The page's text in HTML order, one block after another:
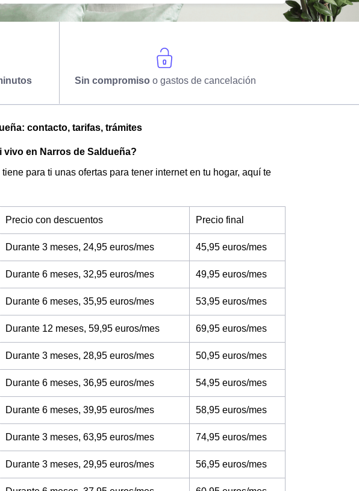
Sin compromiso o gastos de cancelación
contacto, tarifas, trámites
en Narros de Saldueña?
para ti unas ofertas para tener internet en tu hogar, aquí te
Precio con descuentos Precio final
Durante 3 meses, 24,95 euros/mes 45,95 euros/mes
Durante 6 meses, 32,95 euros/mes 49,95 euros/mes
Durante 6 meses, 35,95 euros/mes 53,95 euros/mes
Durante 12 meses, 59,95 euros/mes 69,95 euros/mes
Durante 3 meses, 28,95 euros/mes 50,95 euros/mes
Durante 6 meses, 36,95 euros/mes 54,95 euros/mes
Durante 6 meses, 39,95 euros/mes 58,95 euros/mes
Durante 3 meses, 63,95 euros/mes 74,95 euros/mes
Durante 3 meses, 29,95 euros/mes 56,95 euros/mes